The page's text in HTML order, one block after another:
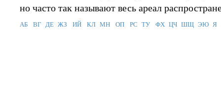
но часто так называют весь ареал
АБ ВГ ДЕ ЖЗ ИЙ КЛ МН ОП РС ТУ ФХ ЦЧ ШЩ ЭЮ Я